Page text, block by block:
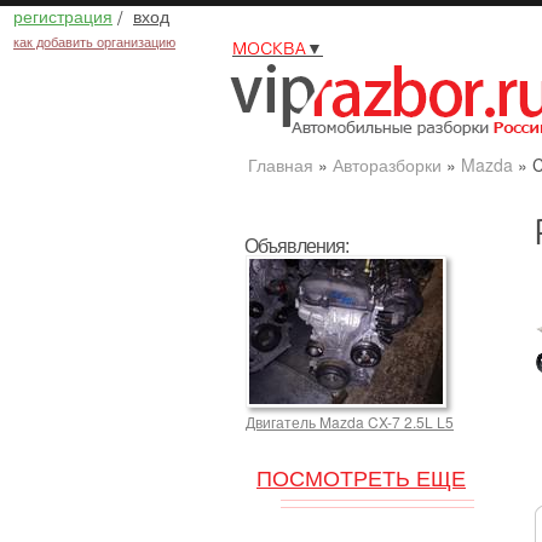
регистрация / вход
как добавить организацию МОСКВА▼
Главная » Авторазборки » Mazda»
Объявления:
Двигатель Mazda CX-7 2.5L L5
ПОСМОТРЕТЬ ЕЩЕ